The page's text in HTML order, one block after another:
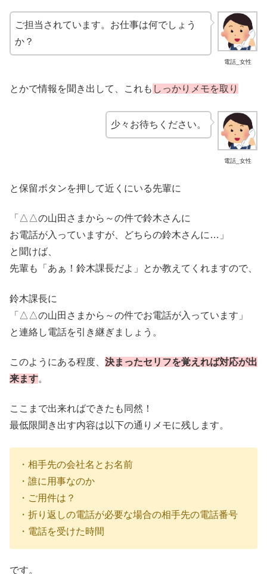
電話_女性
ご担当されています。お仕事は何でしょう
か？
とかで情報を聞き出して、これも しっかりメモを取り
電話_女性
少々お待ちください。
と保留ボタンを押して近くにいる先輩に
「△△の山田さまから～の件で鈴木さんに
お電話が入っていますが、どちらの鈴木さんに…」
と聞けば、
先輩も「あぁ！鈴木課長だよ」とか教えてくれますので、
鈴木課長に
「△△の山田さまから～の件でお電話が入っています」
と連絡し電話を引き継ぎましょう。
このようにある程度、 決まったセリフを覚えれば対応が出
来ます。
ここまで出来ればできたも同然！
最低限聞き出す内容は以下の通りメモに残します。
・相手先の会社名とお名前
・誰に用事なのか
・ご用件は？
・折り返しの電話が必要な場合の相手先の電話番号
・電話を受けた時間
です。